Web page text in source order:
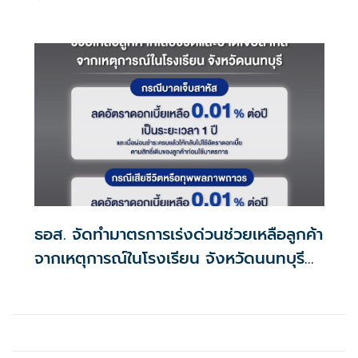
ธอส. จัดทำมาตรการเร่งด่วนช่วยเหลือลูกค้า
จากเหตุการณ์ในโรงเรียน จังหวัดนนทบุรี